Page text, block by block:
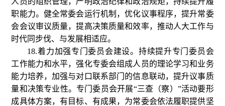
职能力。健全常委会运行机制，优化议事程序，提升常委
会会议审议质量，提高决策质量和效率，推动人大工作与
时代同步伐、与发展相适应。
18.着力加强专门委员会建设。持续提升专门委员会
工作能力和水平，强化专委会组成人员的理论学习和业务
能力培养，加强与对口联系部门的信息联动，提升议事质
量和决策专业性。专门委员会开展“三查（察）”活动要形
成具体方案，有目标、有成果，为常委会依法履职提供坚